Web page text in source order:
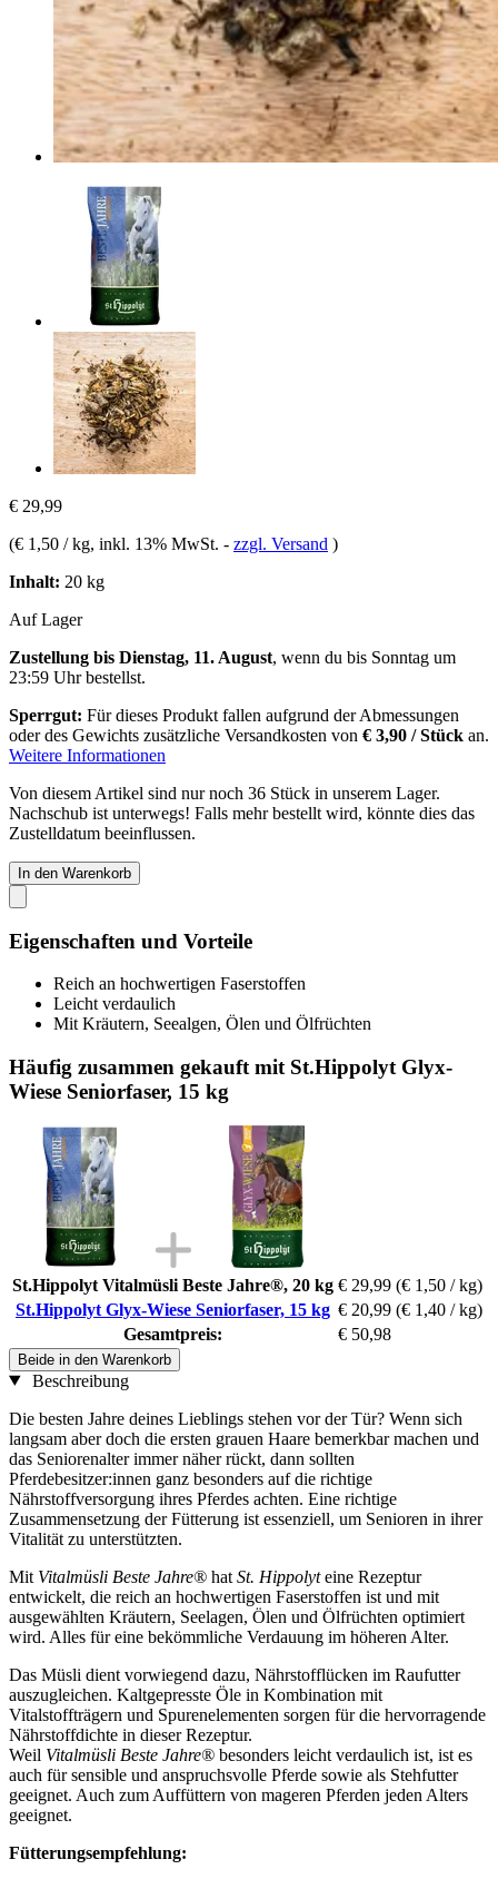
€ 29,99
(€ 1,50 / kg, inkl. 13% MwSt. - zzgl. Versand )
Inhalt: 20 kg
Auf Lager
Zustellung bis Dienstag, 11. August, wenn du bis Sonntag um
23:59 Uhrbestellst.
Sperrgut: Für dieses Produkt fallen aufgrund der Abmessungen
oder des Gewichts zusätzliche Versandkosten von € 3,90 / Stück an.
Weitere Informationen
Von diesem Artikel sind nur noch 36 Stück in unserem Lager.
Nachschub ist unterwegs! Falls mehr bestellt wird, könnte dies das
Zustelldatum beeinflussen.
In den Warenkorb
Eigenschaften und Vorteile
Reich an hochwertigen Faserstoffen
Leicht verdaulich
Mit Kräutern, Seealgen, Ölen und Ölfrüchten
Häufig zusammen gekauft mit St.Hippolyt Glyx-
Wiese Seniorfaser, 15 kg
St.Hippolyt Vitalmüsli Beste Jahre®, 20 kg € 29,99 (€ 1,50 / kg)
St.Hippolyt Glyx-Wiese Seniorfaser, 15 kg € 20,99 (€ 1,40 / kg)
Gesamtpreis:
€ 50,98
Beide in den Warenkorb
Beschreibung
Die besten Jahre deines Lieblings stehen vor der Tür? Wenn sich
langsam aber doch die ersten grauen Haare bemerkbar machen und
das Seniorenalter immer näher rückt, dann sollten
Pferdebesitzer:innen ganz besonders auf die richtige
Nährstoffversorgung ihres Pferdes achten. Eine richtige
Zusammensetzung der Fütterung ist essenziell, um Senioren in ihrer
Vitalität zu unterstützten.
Mit Vitalmüsli Beste Jahre® hat St. Hippolyteine Rezeptur
entwickelt, die reich an hochwertigen Faserstoffen ist und mit
ausgewählten Kräutern, Seelagen, Ölen und Ölfrüchten optimiert
wird. Alles für eine bekömmliche Verdauung im höheren Alter.
Das Müsli dient vorwiegend dazu, Nährstofflücken im Raufutter
auszugleichen. Kaltgepresste Öle in Kombination mit
Vitalstoffträgern und Spurenelementen sorgen für die hervorragende
Nährstoffdichte in dieser Rezeptur.
Weil Vitalmüsli Beste Jahre® besonders leicht verdaulich ist, ist es
auch für sensible und anspruchsvolle Pferde sowie als Stehfutter
geeignet. Auch zum Auffüttern von mageren Pferden jeden Alters
geeignet.
Fütterungsempfehlung: